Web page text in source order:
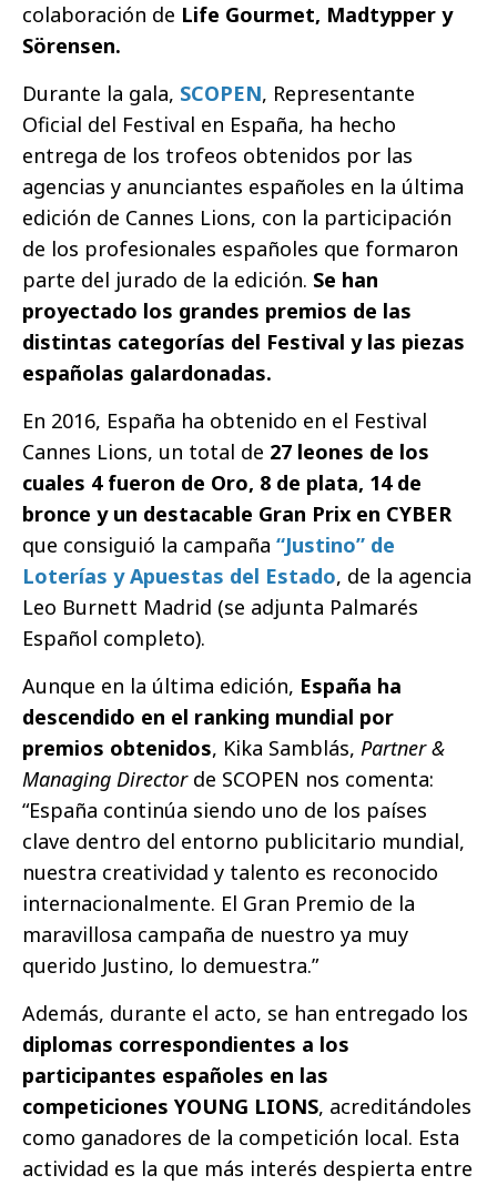
colaboración de Life Gourmet, Madtypper y
Sörensen.
Durante la gala, SCOPEN, Representante
Oficial del Festival en España, ha hecho
entrega de los trofeos obtenidos por las
agencias y anunciantes españoles en la última
edición de Cannes Lions, con la participación
de los profesionales españoles que formaron
parte del jurado de la edición. Se han
proyectado los grandes premios de las
distintas categorías del Festival y las piezas
españolas galardonadas.
En 2016, España ha obtenido en el Festival
Cannes Lions, un total de 27 leones de los
cuales 4 fueron de Oro, 8 de plata, 14 de
bronce y un destacable Gran Prix en CYBER
que consiguió la campaña “Justino” de
Loterías y Apuestas del Estado, de la agencia
Leo Burnett Madrid (se adjunta Palmarés
Español completo).
Aunque en la última edición, España ha
descendido en el ranking mundial por
premios obtenidos, Kika Samblás, Partner &
Managing Director de SCOPEN nos comenta:
“España continúa siendo uno de los países
clave dentro del entorno publicitario mundial,
nuestra creatividad y talento es reconocido
internacionalmente. El Gran Premio de la
maravillosa campaña de nuestro ya muy
querido Justino, lo demuestra.”
Además, durante el acto, se han entregado los
diplomas correspondientes a los
participantes españoles en las
competiciones YOUNG LIONS, acreditándoles
como ganadores de la competición local. Esta
actividad es la que más interés despierta entre